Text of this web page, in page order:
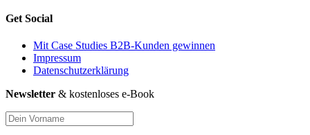
Get Social
Mit Case Studies B2B-Kunden gewinnen
Impressum
Datenschutzerklärung
Newsletter & kostenloses e-Book